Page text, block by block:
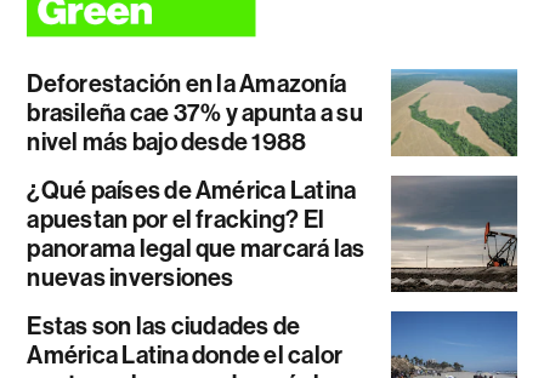
Deforestación en la Amazonía
brasileña cae 37% y apunta a su
nivel más bajo desde 1988
¿Qué países de América Latina
apuestan por el fracking? El
panorama legal que marcará las
nuevas inversiones
Estas son las ciudades de
América Latina donde el calor